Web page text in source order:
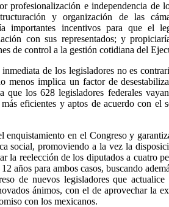
profesionalización e independencia de
y organización de las
importantes incentivos para que el
con sus representados; y
de control a la gestión cotidiana del
de los legisladores no es
menos implica un factor de
que los 628 legisladores federales
eficientes y aptos de acuerdo con el
enquistamiento en el Congreso y
social, promoviendo a la vez la
la reelección de los diputados a cuatro
12 años para ambos casos, buscando
de nuevos legisladores que
ánimos, con el de aprovechar la
con los mexicanos.